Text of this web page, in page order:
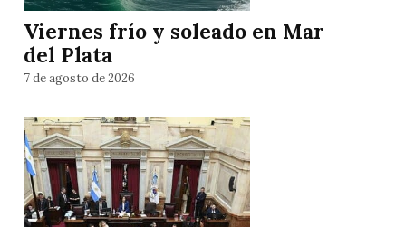
Viernes frío y soleado en Mar
del Plata
7 de agosto de 2026